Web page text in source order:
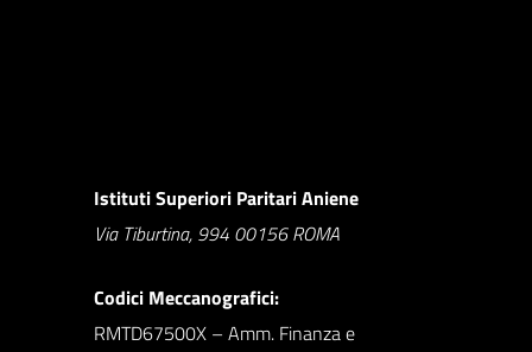
Istituti Superiori Paritari Aniene
Via Tiburtina, 994 00156 ROMA
Codici Meccanografici:
RMTD67500X – Amm. Finanza e